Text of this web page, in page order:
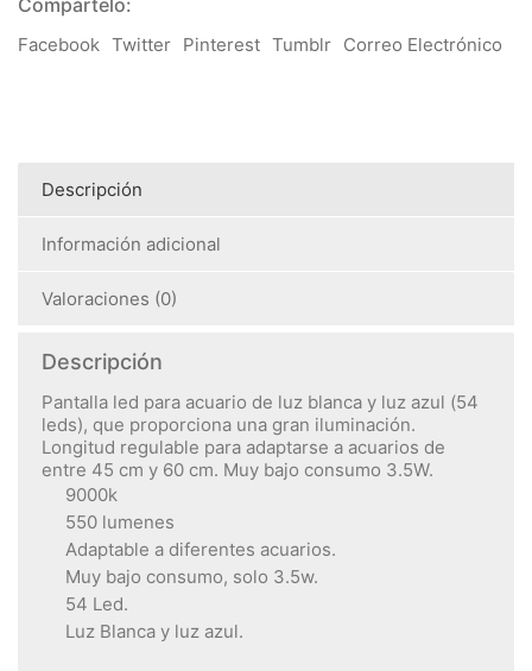
Compártelo:
Facebook Twitter Pinterest Tumblr Correo Electrónico
Descripción
Información adicional
Valoraciones (0)
Descripción
Pantalla led para acuario de luz blanca y luz azul (54
leds), que proporciona una gran iluminación.
Longitud regulable para adaptarse a acuarios de
entre 45 cm y 60 cm. Muy bajo consumo 3.5W.
9000k
550 lumenes
Adaptable a diferentes acuarios.
Muy bajo consumo, solo 3.5w.
54 Led.
Luz Blanca y luz azul.